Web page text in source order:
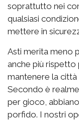
soprattutto nei
qualsiasi
mettere in
Asti merita meno
anche più rispetto
mantenere la città
Secondo è
per gioco,
porfido. I nostri